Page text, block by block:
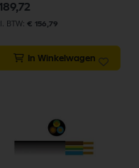
€ 156,79
In Winkelwagen